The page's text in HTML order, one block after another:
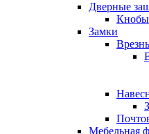
Дверные
Замки
Мебельная